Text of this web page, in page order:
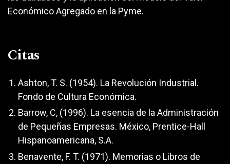
Económico Agregado en la Pyme.
Citas
Ashton, T. S. (1954). La Revolución Industrial.
Fondo de Cultura Económica.
Barrow, C, (1996). La esencia de la Administración
de Pequeñas Empresas. México, Prentice-Hall
Hispanoamericana, S.A.
Benavente, F. T. (1971). Memorias o Libros de